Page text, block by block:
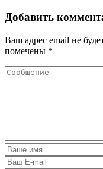
Добавить
Ваш адрес email не
помечены *